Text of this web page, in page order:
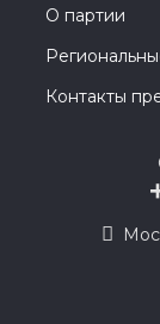
О партии
Контакты